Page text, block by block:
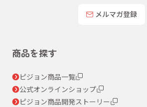
メルマガ登録
商品を探す
ピジョン商品一覧
公式オンラインショップ
ピジョン商品開発ストーリー